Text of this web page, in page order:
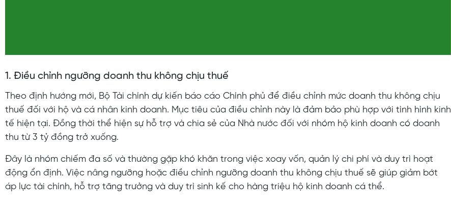
1. Điều chỉnh ngưỡng doanh thu không chịu thuế
Theo định hướng mới, Bộ Tài chính dự kiến báo cáo Chính phủ để điều chỉnh mức doanh thu không chịu
thuế đối với hộ và cá nhân kinh doanh. Mục tiêu của điều chỉnh này là đảm bảo phù hợp với tình hình kinh
tế hiện tại. Đồng thời thể hiện sự hỗ trợ và chia sẻ của Nhà nước đối với nhóm hộ kinh doanh có doanh
thu từ 3 tỷ đồng trở xuống.
Đây là nhóm chiếm đa số và thường gặp khó khăn trong việc xoay vốn, quản lý chi phí và duy trì hoạt
động ổn định. Việc nâng ngưỡng hoặc điều chỉnh ngưỡng doanh thu không chịu thuế sẽ giúp giảm bớt
áp lực tài chính, hỗ trợ tăng trưởng và duy trì sinh kế cho hàng triệu hộ kinh doanh cá thể.